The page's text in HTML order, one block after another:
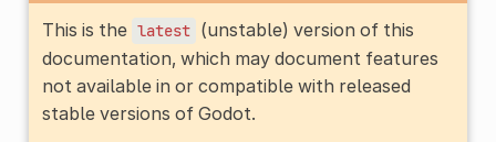
This is the latest (unstable) version of this
documentation, which may document features
not available in or compatible with released
stable versions of Godot.